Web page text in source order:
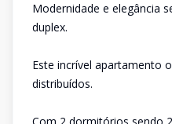
Modernidade e elegância
duplex.
Este incrível apartamento
distribuídos.